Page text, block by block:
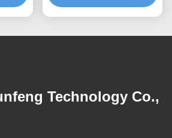
de
commutateur de bouton
Technology Co.,